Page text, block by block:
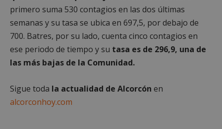
primero suma 530 contagios en las dos últimas
semanas y su tasa se ubica en 697,5, por debajo de
700. Batres, por su lado, cuenta cinco contagios en
ese periodo de tiempo y su tasa es de 296,9, una de
las más bajas de la Comunidad.
Sigue toda la actualidad de Alcorcón en
alcorconhoy.com
.spotify.com